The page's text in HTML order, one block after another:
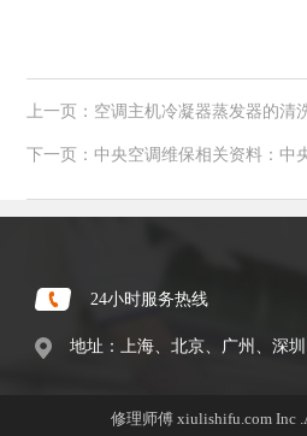
上一页：空调主机冷凝器蒸发器的清
下一页：中央空调维保相关资料：中
24小时服务热线
地址：上海、北京、广州、深
修理师傅 xiulishifu.com Inc